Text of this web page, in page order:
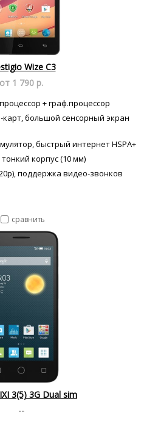
Wize C3
от 1 790 р.
+ граф.процессор
большой сенсорный экран
быстрый интернет HSPA+
корпус (10 мм)
поддержка видео-звонков
сравнить
3(5) 3G Dual sim
--